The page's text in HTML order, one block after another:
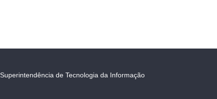
Superintendência de Tecnologia da Informação